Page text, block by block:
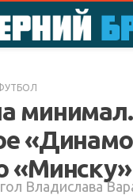
минимал.
«Минску»
Владислава